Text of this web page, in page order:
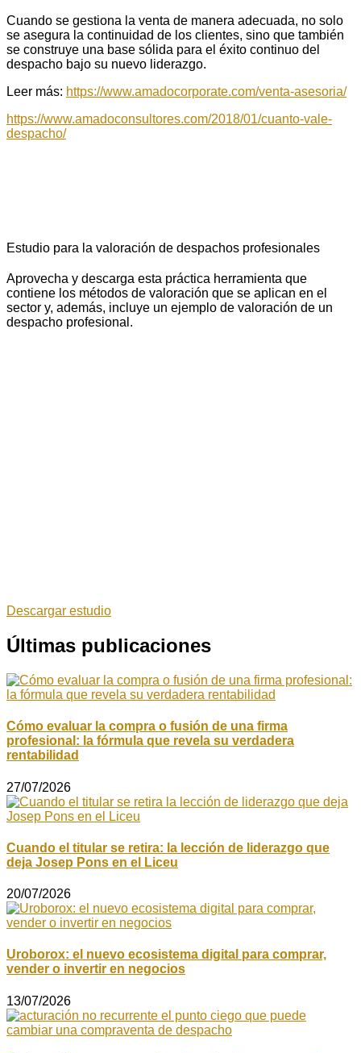
Cuando se gestiona la venta de manera adecuada, no solo
se asegura la continuidad de los clientes, sino que también
se construye una base sólida para el éxito continuo del
despacho bajo su nuevo liderazgo.
Leer más: https://www.amadocorporate.com/venta-asesoria/
https://www.amadoconsultores.com/2018/01/cuanto-vale-
despacho/
Estudio para la valoración de despachos profesionales
Aprovecha y descarga esta práctica herramienta que
contiene los métodos de valoración que se aplican en el
sector y, además, incluye un ejemplo de valoración de un
despacho profesional.
Descargar estudio
Últimas publicaciones
Cómo evaluar la compra o fusión de una firma
profesional: la fórmula que revela su verdadera
rentabilidad
27/07/2026
Cuando el titular se retira: la lección de liderazgo que
deja Josep Pons en el Liceu
20/07/2026
Uroborox: el nuevo ecosistema digital para comprar,
vender o invertir en negocios
13/07/2026